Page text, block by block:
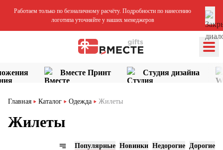
Работаем только по безналичному расчёту. Подробности по нанесению
логотипа уточняйте у наших менеджеров
Вместе Принт Студия дизайна
Главная Каталог Одежда Жилеты
Жилеты
Популярные Новинки Недорогие Дорогие